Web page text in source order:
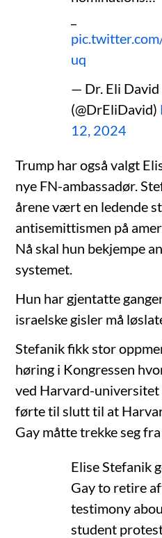
uq
— Dr. Eli David
(@DrEliDavid)
12, 2024
Trump har også valgt
nye FN-ambassadør.
årene vært en ledende
antisemittismen på
Nå skal hun bekjempe
systemet.
Hun har gjentatte
israelske gisler må
Stefanik fikk stor
høring i Kongressen
ved Harvard-universitet
førte til slutt til at
Gay måtte trekke seg
Elise Stefanik
Gay to retire
testimony
student